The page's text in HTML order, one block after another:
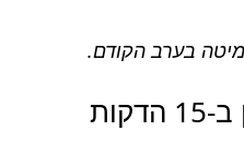
בערב הקודם.
2. אל תגעו בטלפון ב-15 הדקות